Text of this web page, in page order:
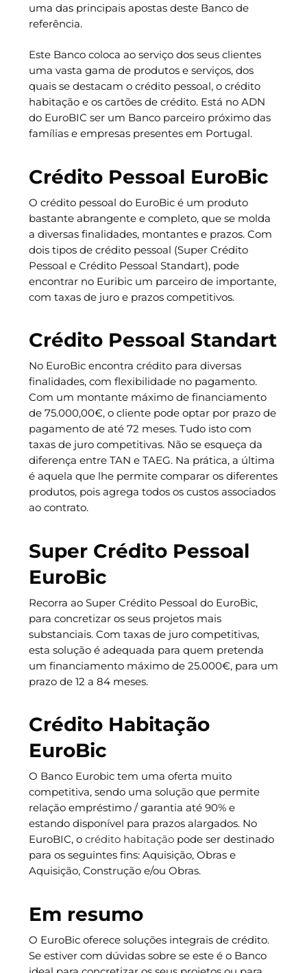
uma das principais apostas deste Banco de
referência.
Este Banco coloca ao serviço dos seus clientes
uma vasta gama de produtos e serviços, dos
quais se destacam o crédito pessoal, o crédito
habitação e os cartões de crédito. Está no ADN
do EuroBIC ser um Banco parceiro próximo das
famílias e empresas presentes em Portugal.
Crédito Pessoal EuroBic
O crédito pessoal do EuroBic é um produto
bastante abrangente e completo, que se molda
a diversas finalidades, montantes e prazos. Com
dois tipos de crédito pessoal (Super Crédito
Pessoal e Crédito Pessoal Standart), pode
encontrar no Euribic um parceiro de importante,
com taxas de juro e prazos competitivos.
Crédito Pessoal Standart
No EuroBic encontra crédito para diversas
finalidades, com flexibilidade no pagamento.
Com um montante máximo de financiamento
de 75.000,00€, o cliente pode optar por prazo de
pagamento de até 72 meses. Tudo isto com
taxas de juro competitivas. Não se esqueça da
diferença entre TAN e TAEG. Na prática, a última
é aquela que lhe permite comparar os diferentes
produtos, pois agrega todos os custos associados
ao contrato.
Super Crédito Pessoal
EuroBic
Recorra ao Super Crédito Pessoal do EuroBic,
para concretizar os seus projetos mais
substanciais. Com taxas de juro competitivas,
esta solução é adequada para quem pretenda
um financiamento máximo de 25.000€, para um
prazo de 12 a 84 meses.
Crédito Habitação
EuroBic
O Banco Eurobic tem uma oferta muito
competitiva, sendo uma solução que permite
relação empréstimo / garantia até 90% e
estando disponível para prazos alargados. No
EuroBIC, o crédito habitaçãopode ser destinado
para os seguintes fins: Aquisição, Obras e
Aquisição, Construção e/ou Obras.
Em resumo
O EuroBic oferece soluções integrais de crédito.
Se estiver com dúvidas sobre se este é o Banco